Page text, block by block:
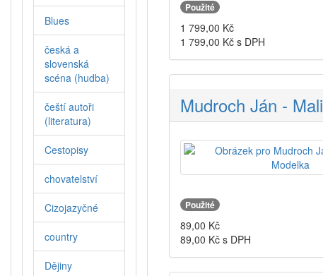
Použité
1 799,00 Kč
1 799,00 Kč s DPH
Mudroch Ján -
Použité
89,00 Kč
89,00 Kč s DPH
Blues
česká a
slovenská
scéna (hudba)
čeští autoři
(literatura)
Cestopisy
chovatelství
Cizojazyčné
country
Dějiny